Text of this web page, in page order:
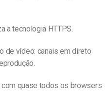
a tecnologia HTTPS.
de vídeo: canais em direto
quase todos os browsers